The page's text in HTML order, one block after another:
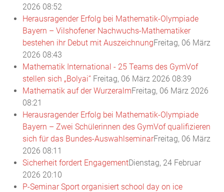
2026 08:52
Herausragender Erfolg bei Mathematik-Olympiade
Bayern – Vilshofener Nachwuchs-Mathematiker
bestehen ihr Debut mit AuszeichnungFreitag, 06 März
2026 08:43
Mathematik International - 25 Teams des GymVof
stellen sich „Bolyai“ Freitag, 06 März 2026 08:39
Mathematik auf der WurzeralmFreitag, 06 März 2026
08:21
Herausragender Erfolg bei Mathematik-Olympiade
Bayern – Zwei Schülerinnen des GymVof qualifizieren
sich für das Bundes-AuswahlseminarFreitag, 06 März
2026 08:11
Sicherheit fordert EngagementDienstag, 24 Februar
2026 20:10
P-Seminar Sport organisiert school day on ice